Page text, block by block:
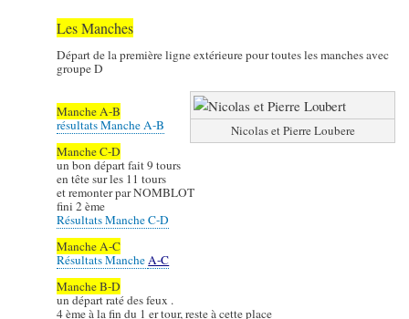
Les Manches
Départ de la première ligne extérieure pour toutes les manches avec
groupe D
Nicolas et Pierre Loubere
Manche A-B
résultats Manche A-B
Manche C-D
un bon départ fait 9 tours
en tête sur les 11 tours
et remonter par NOMBLOT
fini 2 ème
Résultats Manche C-D
Manche A-C
Résultats MancheA-C
Manche B-D
un départ raté des feux .
4 ème à la fin du 1 er tour, reste à cette place